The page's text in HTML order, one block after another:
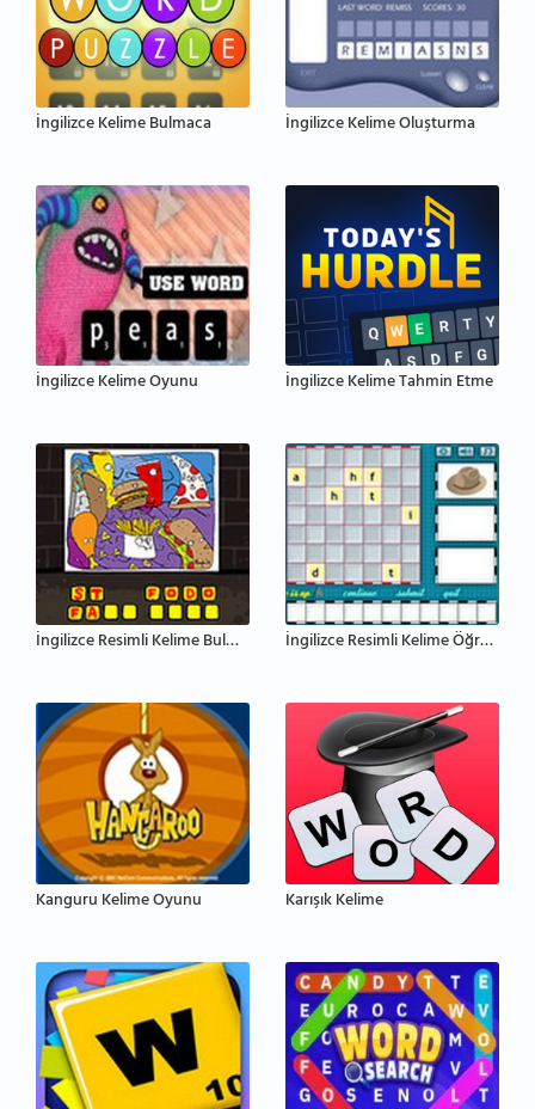
İngilizce Kelime Bulmaca İngilizce Kelime Oluşturma
İngilizce Kelime Oyunu İngilizce Kelime Tahmin Etme
İngilizce Resimli Kelime Bulmaca İngilizce Resimli Kelime Öğrenme
Kanguru Kelime Oyunu Karışık Kelime